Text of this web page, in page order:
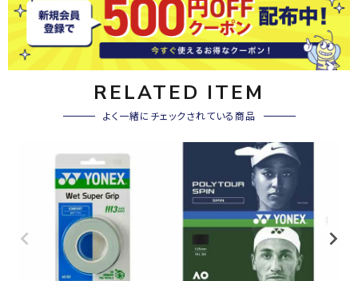
RELATED ITEM
よく一緒にチェックされている商品